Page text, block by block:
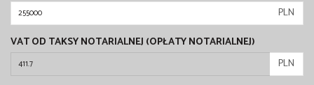
PLN
VAT OD TAKSY NOTARIALNEJ (OPŁATY NOTARIALNEJ)
PLN